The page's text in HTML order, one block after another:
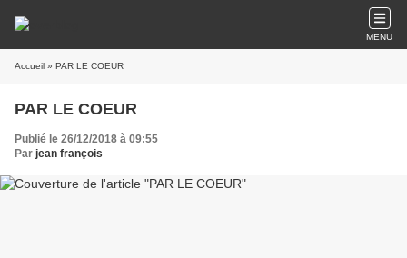
MENU
Accueil » PAR LE COEUR
PAR LE COEUR
Publié le 26/12/2018 à 09:55
Par jean françois